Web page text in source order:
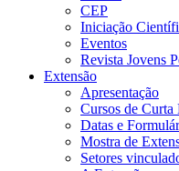
CEP
Iniciação
Eventos
Revista Jovens
Extensão
Apresentação
Cursos de Curta
Datas e
Mostra de
Setores